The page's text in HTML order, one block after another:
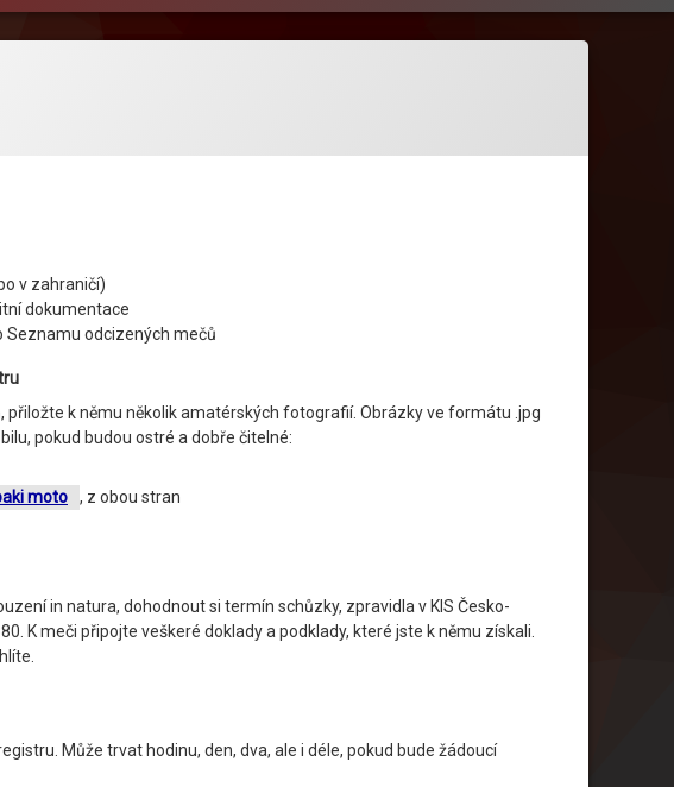
v zahraničí)
dokumentace
odcizených mečů
k němu několik amatérských fotografií. Obrázky ve formátu .jpg
pokud budou ostré a dobře čitelné:
moto
, z obou stran
in natura, dohodnout si termín schůzky, zpravidla v KIS Česko-
K meči připojte veškeré doklady a podklady, které jste k němu získali.
Může trvat hodinu, den, dva, ale i déle, pokud bude žádoucí